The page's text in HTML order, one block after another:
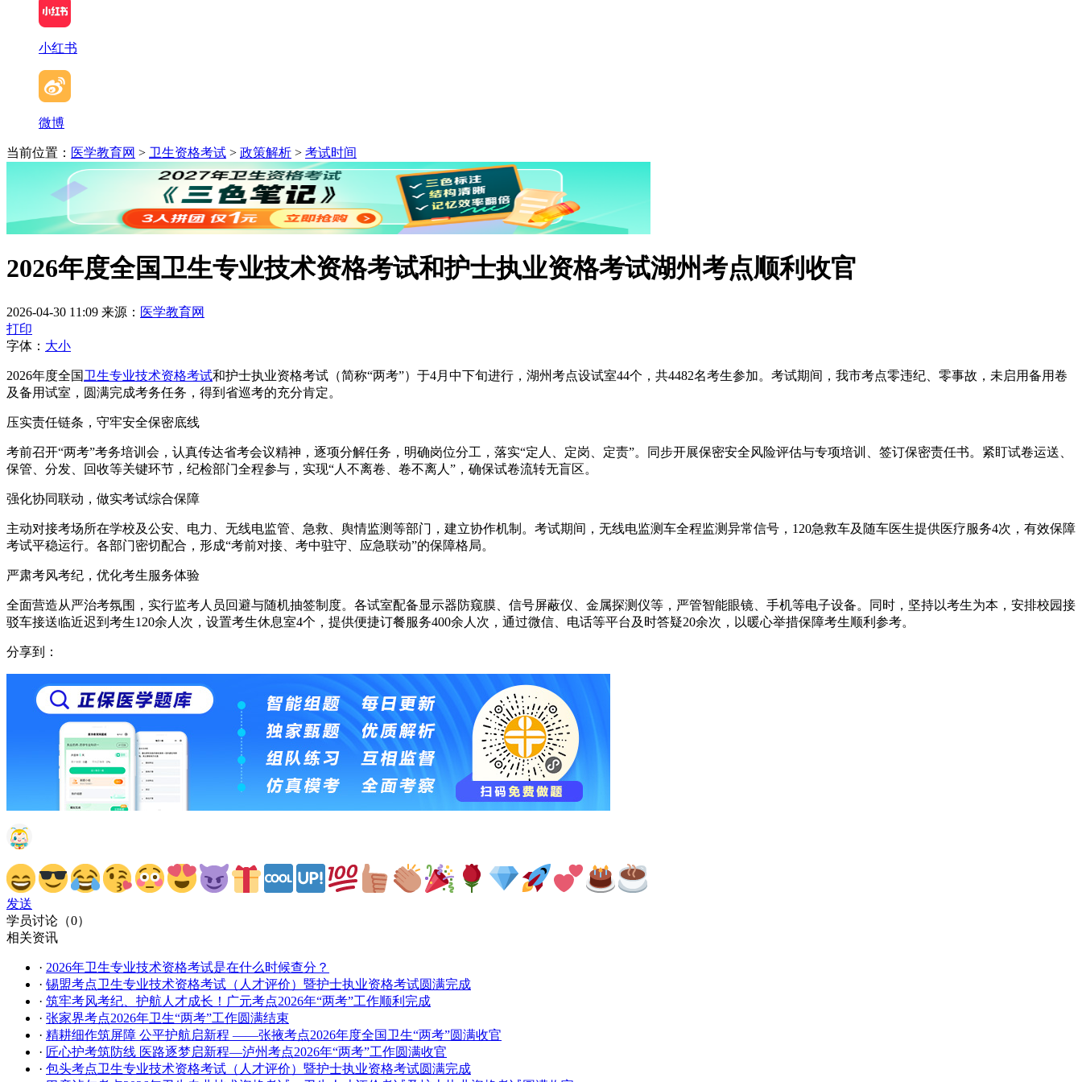
小红书
微博
当前位置： 医学教育网 > 卫生资格考试 > 政策解析 > 考试时间
2026年度全国卫生专业技术资格考试和护士执业资格考试湖州考点顺利收官
2026-04-30 11:09 来源： 医学教育网
打印
字体： 大小
2026年度全国卫生专业技术资格考试和护士执业资格考试（简称“两考”）于4月中下旬进行，湖州考点设试室44个，共4482名考生参加。考试期间，我市考点零违纪、零事故，未启用备用卷
及备用试室，圆满完成考务任务，得到省巡考的充分肯定。
压实责任链条，守牢安全保密底线
考前召开“两考”考务培训会，认真传达省考会议精神，逐项分解任务，明确岗位分工，落实“定人、定岗、定责”。同步开展保密安全风险评估与专项培训、签订保密责任书。紧盯试卷运送、
保管、分发、回收等关键环节，纪检部门全程参与，实现“人不离卷、卷不离人”，确保试卷流转无盲区。
强化协同联动，做实考试综合保障
主动对接考场所在学校及公安、电力、无线电监管、急救、舆情监测等部门，建立协作机制。考试期间，无线电监测车全程监测异常信号，120急救车及随车医生提供医疗服务4次，有效保障
考试平稳运行。各部门密切配合，形成“考前对接、考中驻守、应急联动”的保障格局。
严肃考风考纪，优化考生服务体验
全面营造从严治考氛围，实行监考人员回避与随机抽签制度。各试室配备显示器防窥膜、信号屏蔽仪、金属探测仪等，严管智能眼镜、手机等电子设备。同时，坚持以考生为本，安排校园接
驳车接送临近迟到考生120余人次，设置考生休息室4个，提供便捷订餐服务400余人次，通过微信、电话等平台及时答疑20余次，以暖心举措保障考生顺利参考。
分享到：
发送
学员讨论（0）
相关资讯
· 2026年卫生专业技术资格考试是在什么时候查分？
· 锡盟考点卫生专业技术资格考试（人才评价）暨护士执业资格考试圆满完成
· 筑牢考风考纪、护航人才成长！广元考点2026年“两考”工作顺利完成
· 张家界考点2026年卫生“两考”工作圆满结束
·
精耕细作筑屏障 公平护航启新程 ——张掖考点2026年度全国卫生“两考”圆满收官
· 匠心护考筑防线 医路逐梦启新程​—泸州考点2026年“两考”工作圆满收官
· 包头考点卫生专业技术资格考试（人才评价）暨护士执业资格考试圆满完成